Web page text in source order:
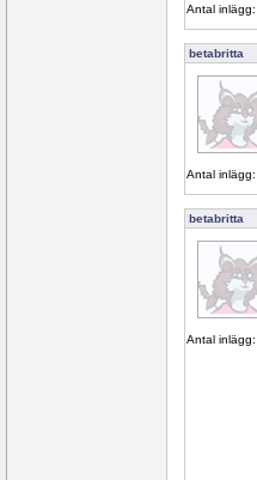
Antal
betabritta
Antal
betabritta
Antal